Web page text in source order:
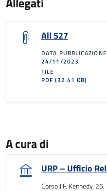
All 527
DATA PUBBLICAZIONE
24/11/2023
FILE
PDF(32.41 KB)
A cura di
URP – Ufficio
Corso J.F. Kennedy, 26,